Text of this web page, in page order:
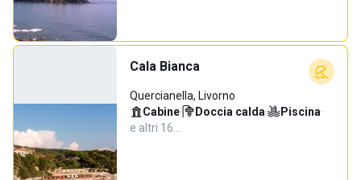
Cala Bianca
Quercianella, Livorno
Cabine· Doccia calda· Piscina·
e altri 16…